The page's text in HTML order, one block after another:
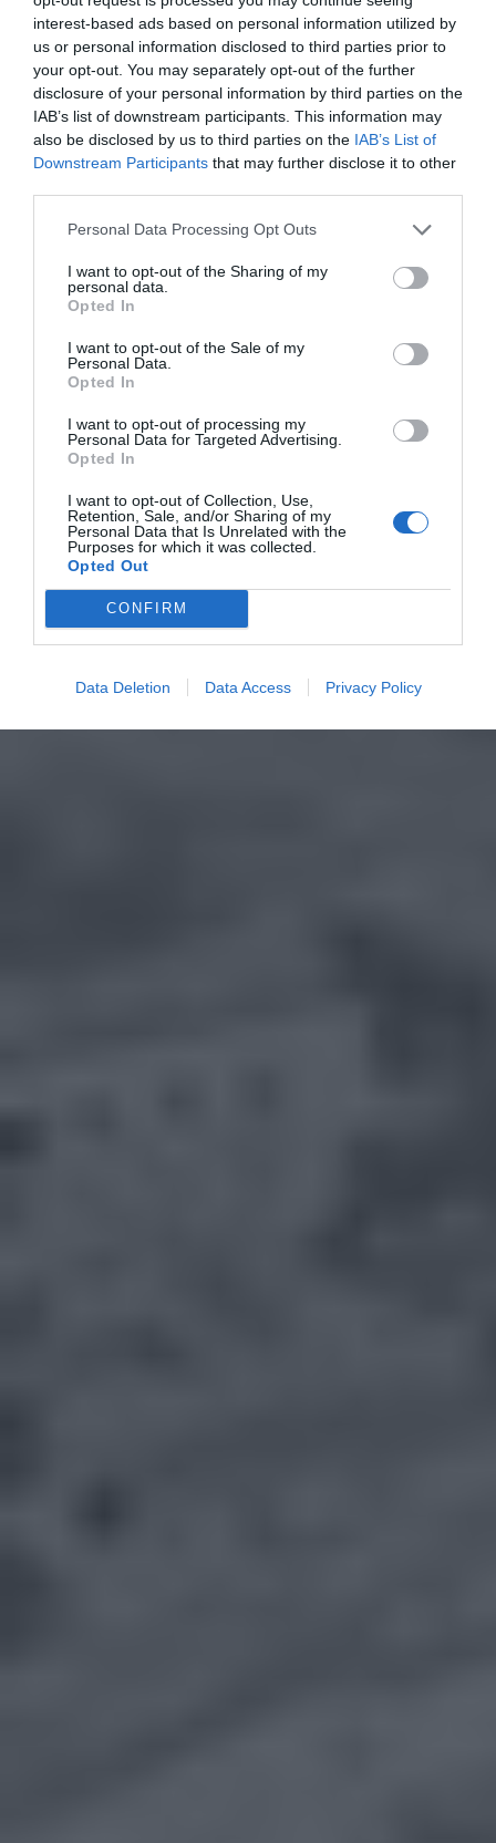
interest-based ads based on personal information utilized by
us or personal information disclosed to third parties prior to
your opt-out. You may separately opt-out of the further
disclosure of your personal information by third parties on the
IAB’s list of downstream participants. This information may
also be disclosed by us to third parties on the IAB’s List of
Downstream Participants that may further disclose it to other
Personal Data Processing Opt Outs
I want to opt-out of the Sharing of my
personal data.
Opted In
I want to opt-out of the Sale of my
Personal Data.
Opted In
I want to opt-out of processing my
Personal Data for Targeted Advertising.
Opted In
I want to opt-out of Collection, Use,
Retention, Sale, and/or Sharing of my
Personal Data that Is Unrelated with the
Purposes for which it was collected.
Opted Out
CONFIRM
Data Deletion Data Access Privacy Policy